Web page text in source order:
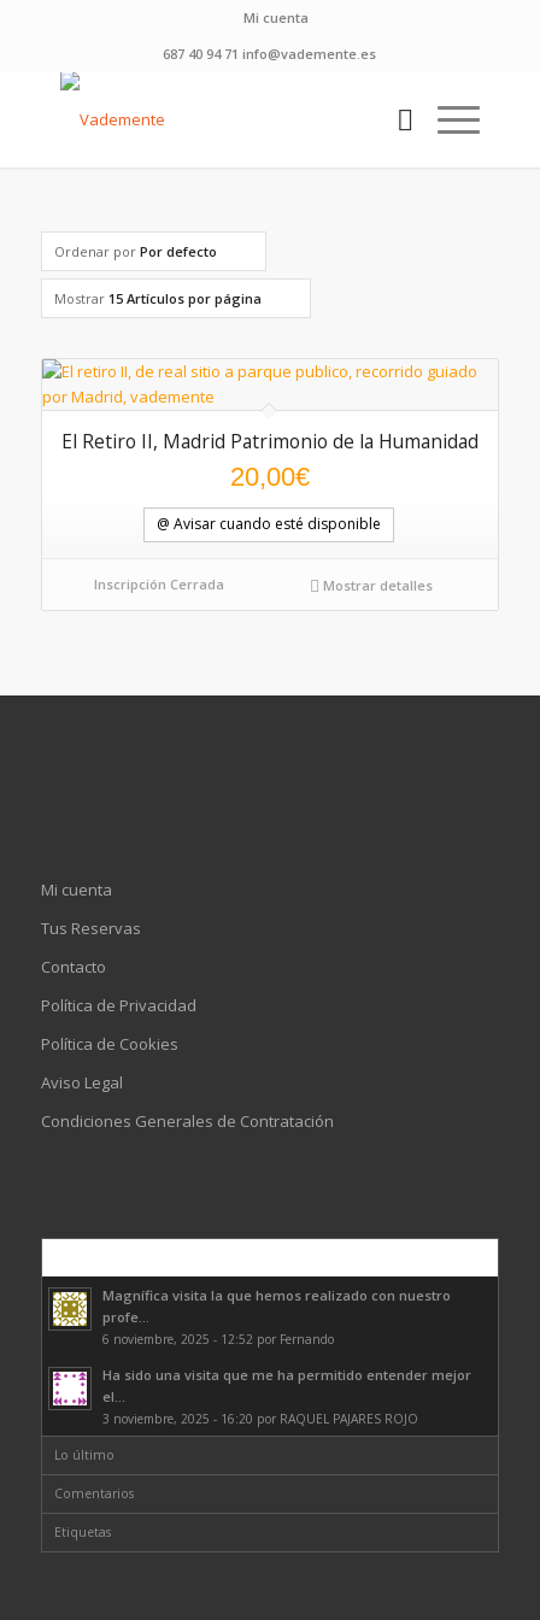
Mi cuenta
687 40 94 71 info@vademente.es
Ordenar por Por defecto
Mostrar 15 Artículos por página
El Retiro II, Madrid Patrimonio de la Humanidad
20,00€
@ Avisar cuando esté disponible
Inscripción Cerrada Mostrar detalles
Mi cuenta
Tus Reservas
Contacto
Política de Privacidad
Política de Cookies
Aviso Legal
Condiciones Generales de Contratación
Magnífica visita la que hemos realizado con nuestro
profe...
6 noviembre, 2025 - 12:52 por Fernando
Ha sido una visita que me ha permitido entender mejor
el...
3 noviembre, 2025 - 16:20 por RAQUEL PAJARES ROJO
Lo último
Comentarios
Etiquetas